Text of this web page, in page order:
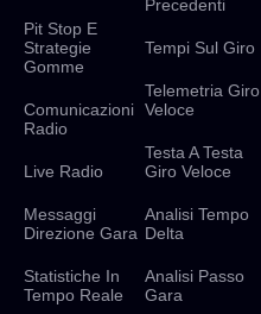
Pit Stop E
Strategie
Gomme
Comunicazioni
Radio
Live Radio
Messaggi
Direzione Gara
Statistiche In
Tempo Reale
Precedenti
Tempi Sul Giro
Telemetria Giro
Veloce
Testa A Testa
Giro Veloce
Analisi Tempo
Delta
Analisi Passo
Gara